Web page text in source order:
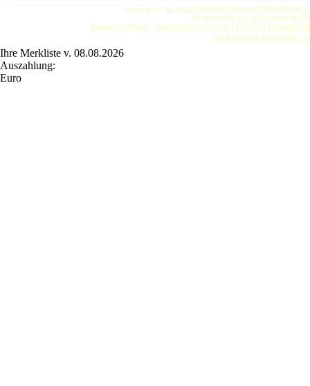
Copyright © by ANKA
So finden Sie uns in Stuttgart:
Impressum | AGB | Datenschutzerklärung | KONTAKT Anwalt-
Anka Goldankauf Stuttgart
Ihre Merkliste v. 08.08.2026
Auszahlung:
Euro